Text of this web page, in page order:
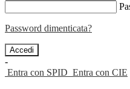
Password dimenticata?
-
Entra con SPID Entra con CIE